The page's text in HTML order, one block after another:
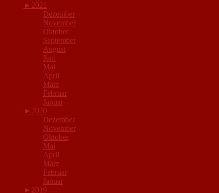
► 2021
Dezember
November
Oktober
September
August
Juni
Mai
April
März
Februar
Januar
► 2020
Dezember
November
Oktober
Mai
April
März
Februar
Januar
► 2019